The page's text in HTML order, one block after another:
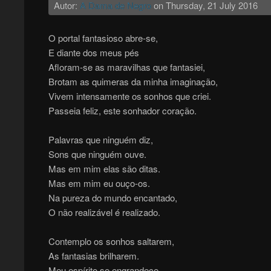
Autor: A Dama de Negroon Thursday, 21 July 2016
O portal fantasioso abre-se,
E diante dos meus pés
Afloram-se as maravilhas que fantasiei,
Brotam as quimeras da minha imaginação,
Vivem intensamente os sonhos que criei.
Passeia feliz, este sonhador coração.
Palavras que ninguém diz,
Sons que ninguém ouve.
Mas em mim elas são ditas.
Mas em mim eu ouço-os.
Na pureza do mundo encantado,
O não realizável é realizado.
Contemplo os sonhos saltarem,
As fantasias brilharem.